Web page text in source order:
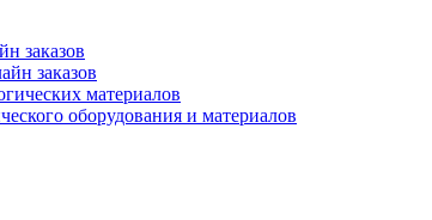
заказов
заказов
материалов
оборудования и материалов